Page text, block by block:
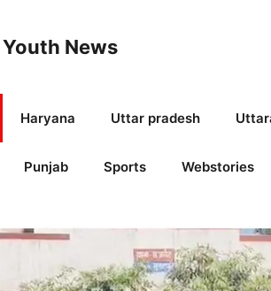
News
Haryana Uttar pradesh
Punjab Sports Webstories